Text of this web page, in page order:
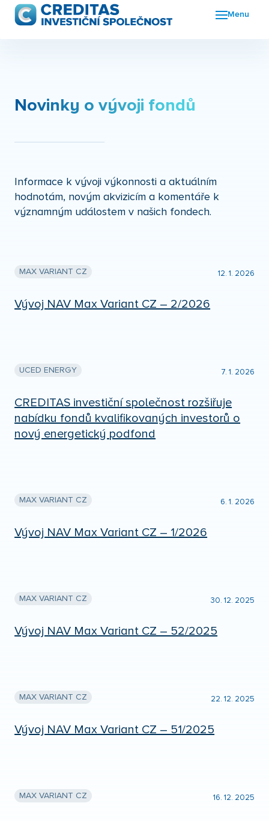
Menu
Novinky o vývoji fondů
Informace k vývoji výkonnosti a aktuálním
hodnotám, novým akvizicím a komentáře k
významným událostem v našich fondech.
MAX VARIANT CZ 12. 1. 2026
Vývoj NAV Max Variant CZ – 2/2026
UCED ENERGY 7. 1. 2026
CREDITAS investiční společnost rozšiřuje
nabídku fondů kvalifikovaných investorů o
nový energetický podfond
MAX VARIANT CZ 6. 1. 2026
Vývoj NAV Max Variant CZ – 1/2026
MAX VARIANT CZ 30. 12. 2025
Vývoj NAV Max Variant CZ – 52/2025
MAX VARIANT CZ 22. 12. 2025
Vývoj NAV Max Variant CZ – 51/2025
MAX VARIANT CZ 16. 12. 2025